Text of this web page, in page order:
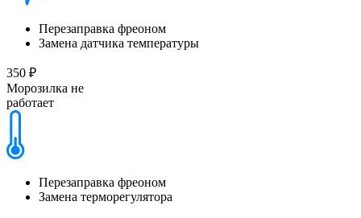
Перезаправка фреоном
Замена датчика температуры
350 ₽
Морозилка не
работает
Перезаправка фреоном
Замена терморегулятора